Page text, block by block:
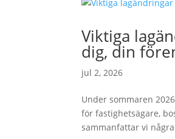
Viktiga
dig, din
jul 2, 2026
Under sommaren
för fastighetsägare,
sammanfattar vi